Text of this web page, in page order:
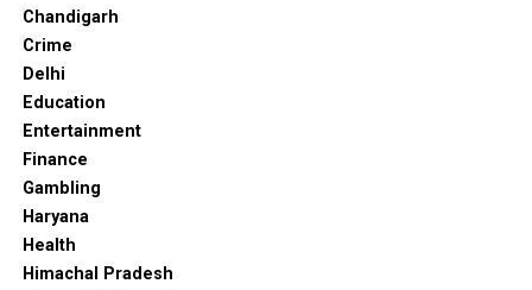
Chandigarh
Crime
Delhi
Education
Entertainment
Finance
Gambling
Haryana
Health
Himachal Pradesh